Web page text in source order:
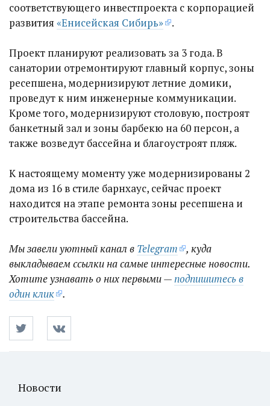
соответствующего инвестпроекта с корпорацией
развития «Енисейская Сибирь» .
Проект планируют реализовать за 3 года. В
санатории отремонтируют главный корпус, зоны
ресепшена, модернизируют летние домики,
проведут к ним инженерные коммуникации.
Кроме того, модернизируют столовую, построят
банкетный зал и зоны барбекю на 60 персон, а
также возведут бассейна и благоустроят пляж.
К настоящему моменту уже модернизированы 2
дома из 16 в стиле барнхаус, сейчас проект
находится на этапе ремонта зоны ресепшена и
строительства бассейна.
Мы завели уютный канал в Telegram
, куда
выкладываем ссылки на самые интересные новости.
Хотите узнавать о них первыми —подпишитесь в
один клик
.
Новости